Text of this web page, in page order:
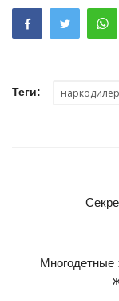
Теги: наркодилер
Многодетные